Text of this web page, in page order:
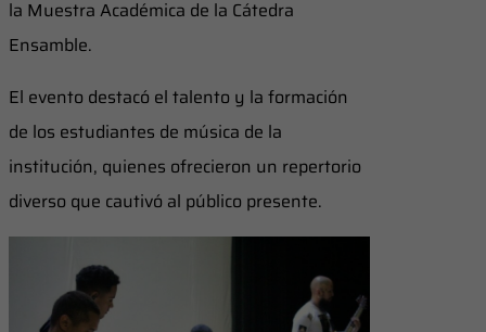
la Muestra Académica de la Cátedra
Ensamble.
El evento destacó el talento y la formación
de los estudiantes de música de la
institución, quienes ofrecieron un repertorio
diverso que cautivó al público presente.